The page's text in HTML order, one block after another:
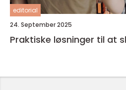
editorial
24. September 2025
Praktiske løsninger til at